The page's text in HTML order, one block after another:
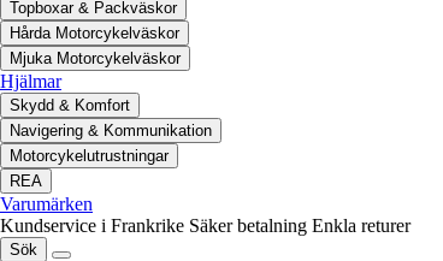
Topboxar & Packväskor
Hårda Motorcykelväskor
Mjuka Motorcykelväskor
Hjälmar
Skydd & Komfort
Navigering & Kommunikation
Motorcykelutrustningar
REA
Varumärken
Kundservice i Frankrike Säker betalning Enkla returer
Sök